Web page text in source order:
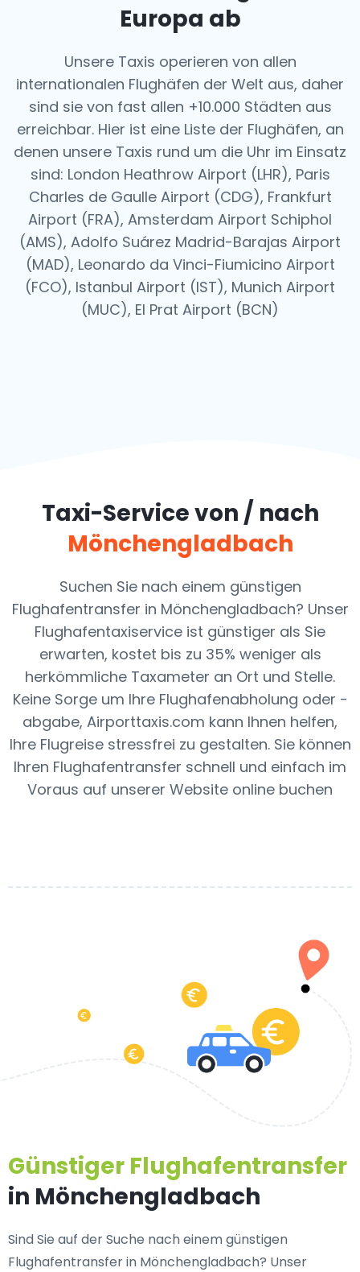
Europa ab
Unsere Taxis operieren von allen
internationalen Flughäfen der Welt aus, daher
sind sie von fast allen +10.000 Städten aus
erreichbar. Hier ist eine Liste der Flughäfen, an
denen unsere Taxis rund um die Uhr im Einsatz
sind: London Heathrow Airport (LHR), Paris
Charles de Gaulle Airport (CDG), Frankfurt
Airport (FRA), Amsterdam Airport Schiphol
(AMS), Adolfo Suárez Madrid-Barajas Airport
(MAD), Leonardo da Vinci-Fiumicino Airport
(FCO), Istanbul Airport (IST), Munich Airport
(MUC), El Prat Airport (BCN)
Taxi-Service von / nach
Mönchengladbach
Suchen Sie nach einem günstigen
Flughafentransfer in Mönchengladbach? Unser
Flughafentaxiservice ist günstiger als Sie
erwarten, kostet bis zu 35% weniger als
herkömmliche Taxameter an Ort und Stelle.
Keine Sorge um Ihre Flughafenabholung oder -
abgabe, Airporttaxis.com kann Ihnen helfen,
Ihre Flugreise stressfrei zu gestalten. Sie können
Ihren Flughafentransfer schnell und einfach im
Voraus auf unserer Website online buchen
Günstiger Flughafentransfer
in Mönchengladbach
Sind Sie auf der Suche nach einem günstigen
Flughafentransfer in Mönchengladbach? Unser